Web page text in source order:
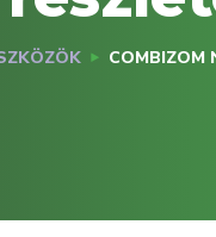
COMBIZOM